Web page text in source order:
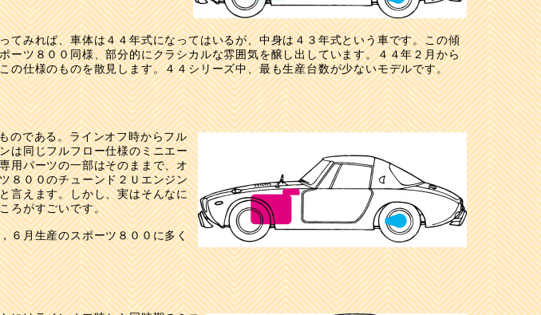
みれば、車体は４４年式になってはいるが、中身は４３年式という車です。この傾
ツ８００同様、部分的にクラシカルな雰囲気を醸し出しています。４４年２月から
仕様のものを散見します。４４シリーズ中、最も生産台数が少ないモデルです。
である。ラインオフ時からフル
は同じフルフロー仕様のミニエー
用パーツの一部はそのままで、オ
８００のチューンド２Ｕエンジン
言えます。しかし、実はそんなに
ろがすごいです。
６月生産のスポーツ８００に多く